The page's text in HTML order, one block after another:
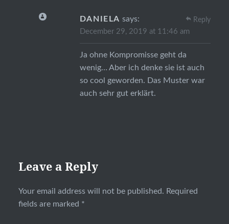
DANIELA says:
December 29, 2019 at 11:46 am
Ja ohne Kompromisse geht da
wenig… Aber ich denke sie ist auch
so cool geworden. Das Muster war
auch sehr gut erklärt.
Reply
Leave a Reply
Your email address will not be published. Required
fields are marked *